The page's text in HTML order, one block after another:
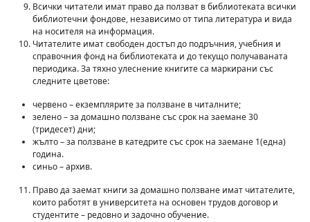
Всички читатели имат право да ползват в библиотеката всички
библиотечни фондове, независимо от типа литература и вида
на носителя на информация.
Читателите имат свободен достъп до подръчния, учебния и
справочния фонд на библиотеката и до текущо получаваната
периодика. За тяхно улеснение книгите са маркирани със
следните цветове:
червено – екземплярите за ползване в читалните;
зелено – за домашно ползване със срок на заемане 30
(тридесет) дни;
жълто – за ползване в катедрите със срок на заемане 1(една)
година.
синьо – архив.
Право да заемат книги за домашно ползване имат читателите,
които работят в университета на основен трудов договор и
студентите – редовно и задочно обучение.